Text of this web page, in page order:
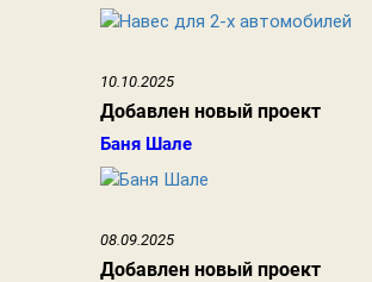
10.10.2025
Добавлен новый проект
Баня Шале
08.09.2025
Добавлен новый проект